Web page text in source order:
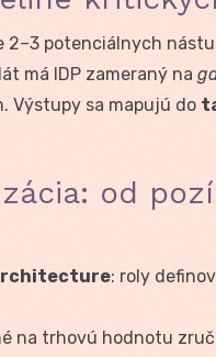
2–3 potenciálnych
má IDP zameraný na
Výstupy sa mapujú do
od
: roly
na trhovú hodnotu